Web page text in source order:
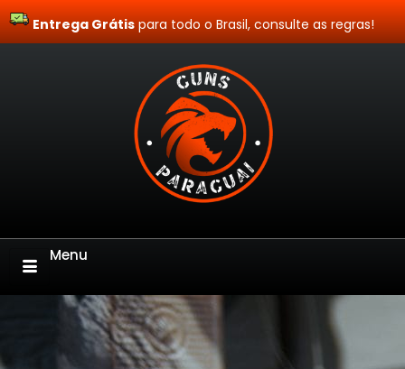
Site Blindado
Entrega Grátispara todo o Brasil, consulte as regras!
Menu